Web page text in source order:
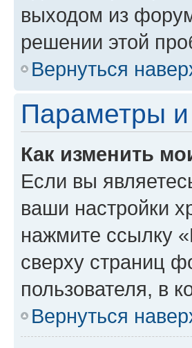
выходом из
решении этой
Вернуться
Параметры и
Как изменить
Если вы
ваши настройки
нажмите ссылку
сверху страниц
пользователя, в
Вернуться